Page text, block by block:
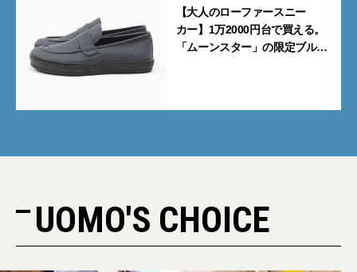
【大人のローファースニー
カー】1万2000円台で買える。
「ムーンスター」の限定ブルー
UOMO'S CHOICE